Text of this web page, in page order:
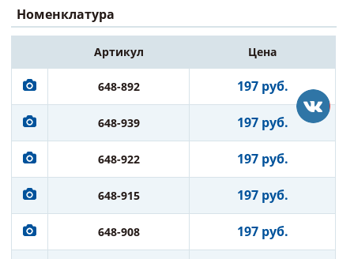
Номенклатура
Артикул Цена
648-892 197 руб.
648-939 197 руб.
648-922 197 руб.
648-915 197 руб.
648-908 197 руб.